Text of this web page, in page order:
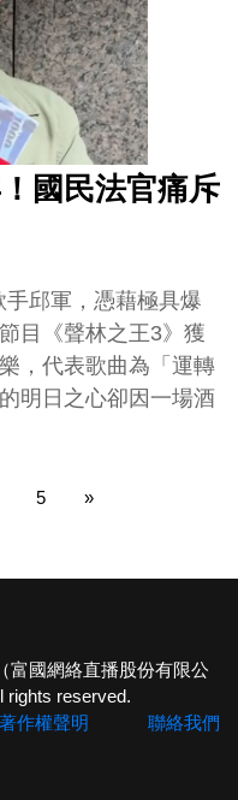
國民法官痛斥
邱軍，憑藉極具爆
目《聲林之王3》獲
，代表歌曲為「運轉
明日之心卻因一場酒
5 »
（富國網絡直播股份有限公
rights reserved.
著作權聲明 聯絡我們